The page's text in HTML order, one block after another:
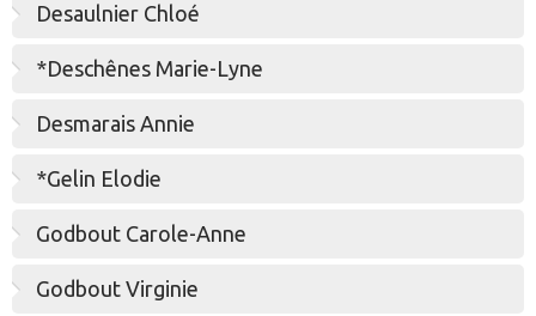
Desaulnier Chloé
*Deschênes Marie-Lyne
Desmarais Annie
*Gelin Elodie
Godbout Carole-Anne
Godbout Virginie